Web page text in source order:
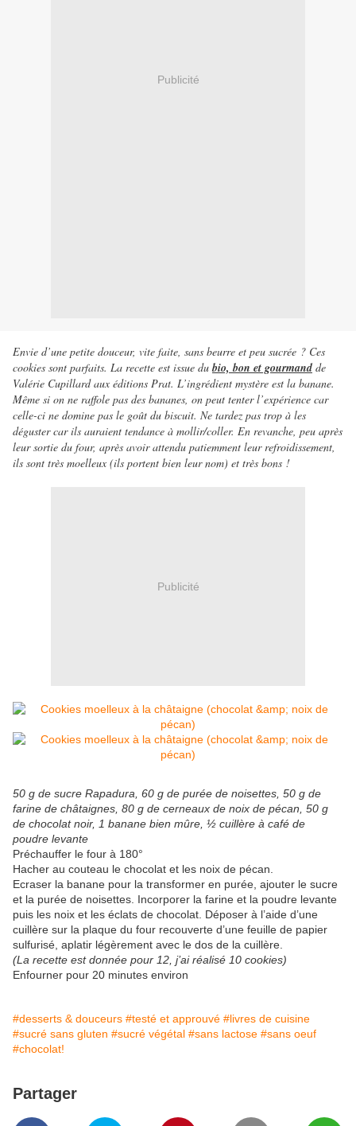
Publicité
Envie d’une petite douceur, vite faite, sans beurre et peu sucrée ? Ces
cookies sont parfaits. La recette est issue du bio, bon et gourmand de
Valérie Cupillard aux éditions Prat. L’ingrédient mystère est la banane.
Même si on ne raffole pas des bananes, on peut tenter l’expérience car
celle-ci ne domine pas le goût du biscuit. Ne tardez pas trop à les
déguster car ils auraient tendance à mollir/coller. En revanche, peu après
leur sortie du four, après avoir attendu patiemment leur refroidissement,
ils sont très moelleux (ils portent bien leur nom) et très bons !
Publicité
50 g de sucre Rapadura, 60 g de purée de noisettes, 50 g de
farine de châtaignes, 80 g de cerneaux de noix de pécan, 50 g
de chocolat noir, 1 banane bien mûre, ½ cuillère à café de
poudre levante
Préchauffer le four à 180°
Hacher au couteau le chocolat et les noix de pécan.
Ecraser la banane pour la transformer en purée, ajouter le sucre
et la purée de noisettes. Incorporer la farine et la poudre levante
puis les noix et les éclats de chocolat. Déposer à l’aide d’une
cuillère sur la plaque du four recouverte d’une feuille de papier
sulfurisé, aplatir légèrement avec le dos de la cuillère.
(La recette est donnée pour 12, j’ai réalisé 10 cookies)
Enfourner pour 20 minutes environ
#desserts & douceurs #testé et approuvé #livres de cuisine
#sucré sans gluten #sucré végétal #sans lactose #sans oeuf
#chocolat!
Partager